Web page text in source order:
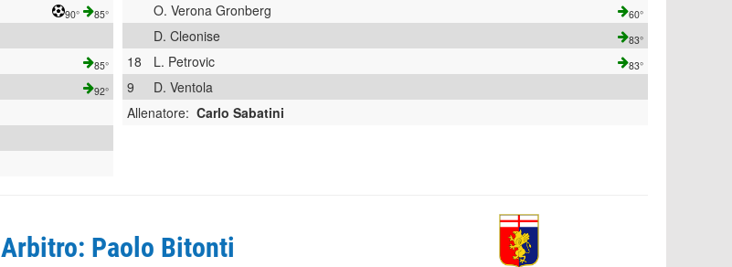
90° 85°
85°
92°
O. Verona Gronberg
60°
D. Cleonise 83°
18 L. Petrovic 83°
9
D. Ventola
Allenatore: Carlo Sabatini
Arbitro: Paolo Bitonti